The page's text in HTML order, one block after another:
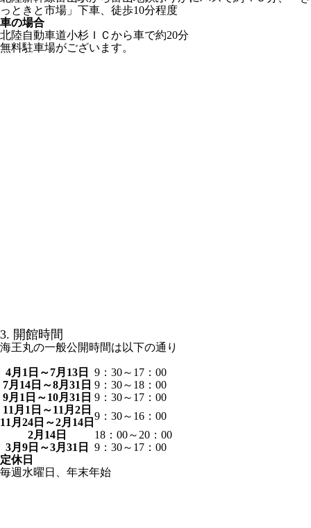
っときと市場」下車、徒歩10分程度
車の場合
北陸自動車道小杉ＩＣから車で約20分
無料駐車場がございます。
3. 開館時間
海王丸の一般公開時間は以下の通り
4月1日～7月13日
9：30～17：00
7月14日～8月31日 9：30～18：00
9月1日～10月31日 9：30～17：00
11月1日～11月2日
11月24日～2月14日
9：30～16：00
2月14日
18：00～20：00
3月9日～3月31日
9：30～17：00
定休日
毎週水曜日、年末年始